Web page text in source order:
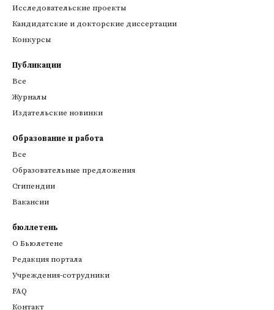
Исследовательские проекты
Кандидатские и докторские диссертации
Конкурсы
Публикации
Все
Журналы
Издательские новинки
Образование и работа
Все
Образовательные предложения
Стипендии
Вакансии
бюллетень
О Бьюлетене
Редакция портала
Учреждения-сотрудники
FAQ
Контакт